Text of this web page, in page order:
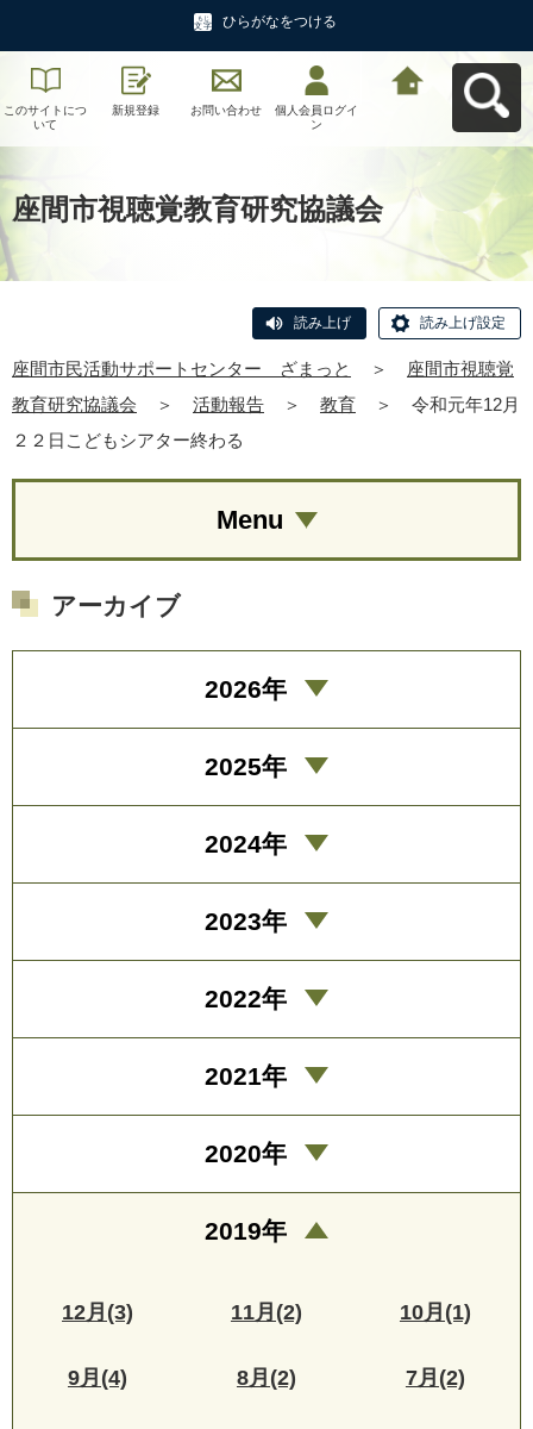
ひらがなをつける
このサイトにつ
いて
新規登録 お問い合わせ
個人会員ログイ
ン
座間市視聴覚教育研究協議会
読み上げ 読み上げ設定
座間市民活動サポートセンター ざまっと ＞
座間市視聴覚
教育研究協議会
＞ 活動報告 ＞ 教育 ＞
令和元年12月
２２日こどもシアター終わる
Menu
アーカイブ
2026年
2025年
2024年
2023年
2022年
2021年
2020年
2019年
12月(3) 11月(2) 10月(1)
9月(4) 8月(2) 7月(2)